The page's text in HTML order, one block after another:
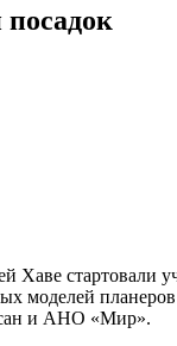
Хаве стартовали
моделей
и АНО «Мир».